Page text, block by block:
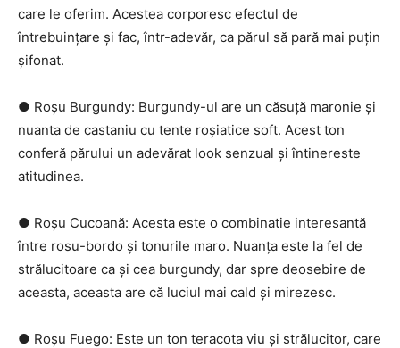
care le oferim. Acestea corporesc efectul de
întrebuințare și fac, într-adevăr, ca părul să pară mai puțin
șifonat.
● Roșu Burgundy: Burgundy-ul are un căsuță maronie și
nuanta de castaniu cu tente roșiatice soft. Acest ton
conferă părului un adevărat look senzual și întinereste
atitudinea.
● Roșu Cucoană: Acesta este o combinatie interesantă
între rosu-bordo și tonurile maro. Nuanța este la fel de
strălucitoare ca și cea burgundy, dar spre deosebire de
aceasta, aceasta are că luciul mai cald și mirezesc.
● Roșu Fuego: Este un ton teracota viu și strălucitor, care